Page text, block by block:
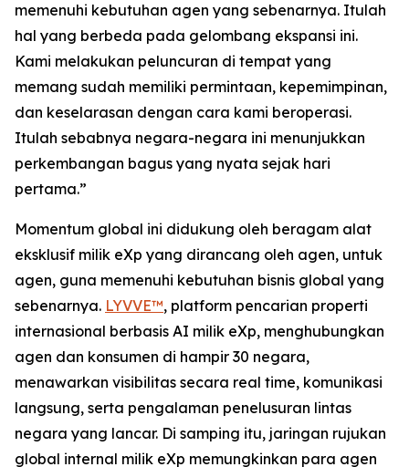
memenuhi kebutuhan agen yang sebenarnya. Itulah
hal yang berbeda pada gelombang ekspansi ini.
Kami melakukan peluncuran di tempat yang
memang sudah memiliki permintaan, kepemimpinan,
dan keselarasan dengan cara kami beroperasi.
Itulah sebabnya negara-negara ini menunjukkan
perkembangan bagus yang nyata sejak hari
pertama.”
Momentum global ini didukung oleh beragam alat
eksklusif milik eXp yang dirancang oleh agen, untuk
agen, guna memenuhi kebutuhan bisnis global yang
sebenarnya. LYVVE™, platform pencarian properti
internasional berbasis AI milik eXp, menghubungkan
agen dan konsumen di hampir 30 negara,
menawarkan visibilitas secara real time, komunikasi
langsung, serta pengalaman penelusuran lintas
negara yang lancar. Di samping itu, jaringan rujukan
global internal milik eXp memungkinkan para agen